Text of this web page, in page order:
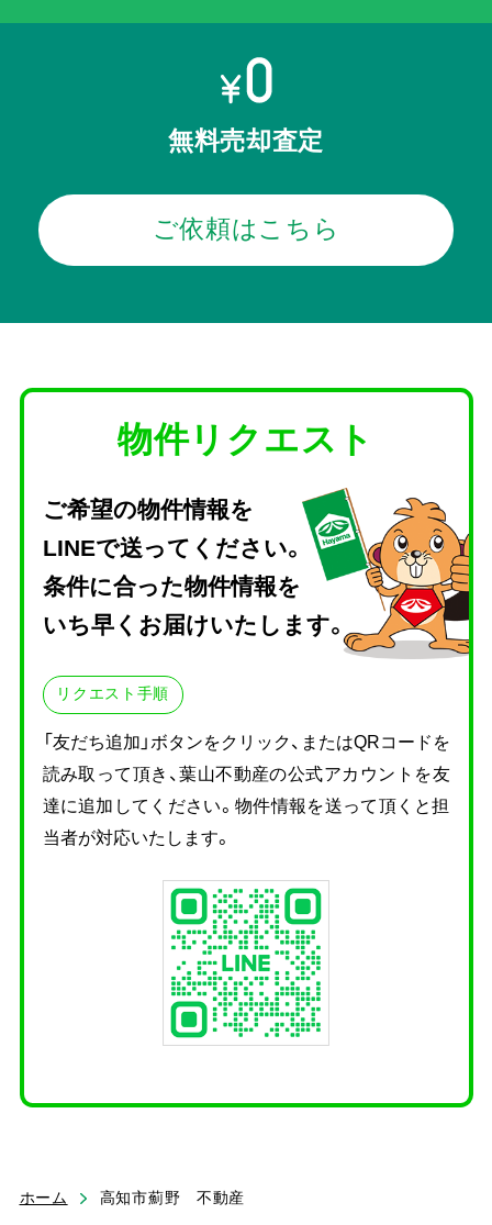
無料売却査定
ご依頼はこちら
物件リクエスト
ご希望の物件情報を
LINEで送ってください。
条件に合った物件情報を
いち早くお届けいたします。
リクエスト手順
「友だち追加」ボタンをクリック、またはQRコードを
読み取って頂き、葉山不動産の公式アカウントを友
達に追加してください。物件情報を送って頂くと担
当者が対応いたします。
ホーム 高知市薊野 不動産